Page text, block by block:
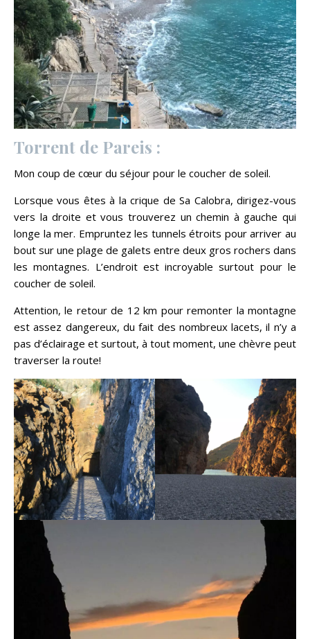
Torrent de Pareis :
Mon coup de cœur du séjour pour le coucher de soleil.
Lorsque vous êtes à la crique de Sa Calobra, dirigez-vous
vers la droite et vous trouverez un chemin à gauche qui
longe la mer. Empruntez les tunnels étroits pour arriver au
bout sur une plage de galets entre deux gros rochers dans
les montagnes. L’endroit est incroyable surtout pour le
coucher de soleil.
Attention, le retour de 12 km pour remonter la montagne
est assez dangereux, du fait des nombreux lacets, il n’y a
pas d’éclairage et surtout, à tout moment, une chèvre peut
traverser la route!